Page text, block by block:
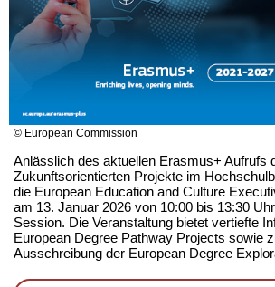
© European Commission
Anlässlich des aktuellen Erasmus+ Aufrufs
Zukunftsorientierten Projekte im
die European Education and Culture
am 13. Januar 2026 von 10:00 bis 13:30
Session. Die Veranstaltung bietet vertiefte
European Degree Pathway Projects sowie
Ausschreibung der European Degree